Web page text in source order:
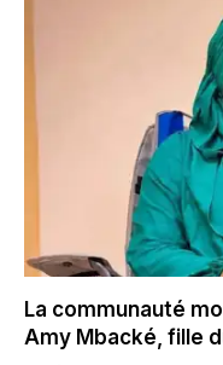
La communauté
Amy Mbacké, fille